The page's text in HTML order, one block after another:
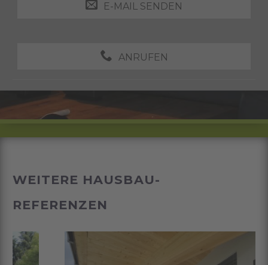
E-MAIL SENDEN
ANRUFEN
WEITERE HAUSBAU-
REFERENZEN